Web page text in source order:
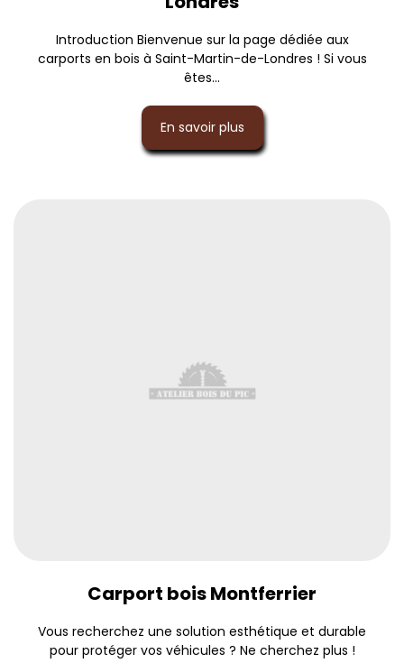
Introduction Bienvenue sur la page dédiée aux
carports en bois à Saint-Martin-de-Londres ! Si vous
êtes...
En savoir plus
Carport bois Montferrier
Vous recherchez une solution esthétique et durable
pour protéger vos véhicules ? Ne cherchez plus !